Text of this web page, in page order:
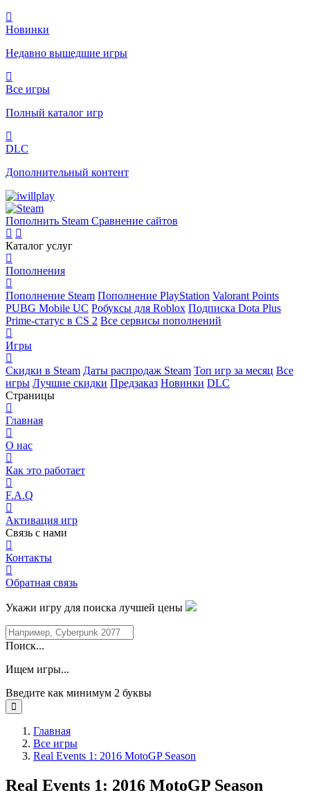
Новинки
Недавно вышедшие игры
Все игры
Полный каталог игр
DLC
Дополнительный контент
Пополнить Steam Сравнение сайтов
Каталог услуг
Пополнения
Пополнение Steam Пополнение PlayStation Valorant Points
PUBG Mobile UC Робуксы для Roblox Подписка Dota Plus
Prime-статус в CS 2 Все сервисы пополнений
Игры
Скидки в Steam Даты распродаж Steam Топ игр за месяц Все
игры Лучшие скидки Предзаказ Новинки DLC
Страницы
Главная
О нас
Как это работает
F.A.Q
Активация игр
Связь с нами
Контакты
Обратная связь
Укажи игру для поиска лучшей цены
Поиск...
Ищем игры...
Введите как минимум 2 буквы
Главная
Все игры
Real Events 1: 2016 MotoGP Season
Real Events 1: 2016 MotoGP Season